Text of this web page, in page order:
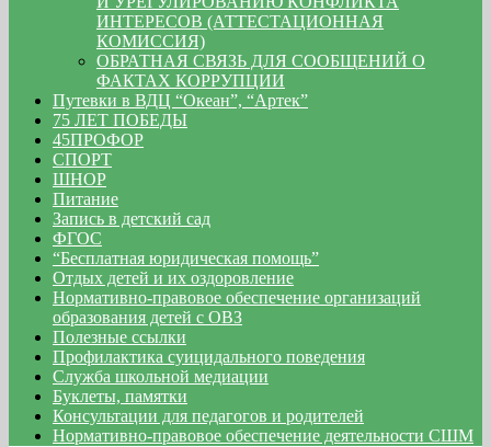
ИНТЕРЕСОВ (АТТЕСТАЦИОННАЯ
КОМИССИЯ)
ОБРАТНАЯ СВЯЗЬ ДЛЯ СООБЩЕНИЙ О
ФАКТАХ КОРРУПЦИИ
Путевки в ВДЦ “Океан”, “Артек”
75 ЛЕТ ПОБЕДЫ
45ПРОФОР
СПОРТ
ШНОР
Питание
Запись в детский сад
ФГОС
“Бесплатная юридическая помощь”
Отдых детей и их оздоровление
Нормативно-правовое обеспечение организаций
образования детей с ОВЗ
Полезные ссылки
Профилактика суицидального поведения
Служба школьной медиации
Буклеты, памятки
Консультации для педагогов и родителей
Нормативно-правовое обеспечение деятельности СШМ